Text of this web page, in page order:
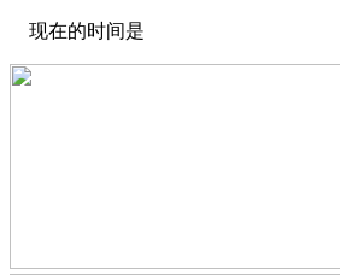
现在的时间是